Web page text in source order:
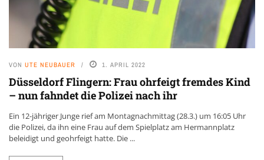
VON UTE NEUBAUER 1. APRIL 2022
Düsseldorf Flingern: Frau ohrfeigt fremdes Kind
– nun fahndet die Polizei nach ihr
Ein 12-jähriger Junge rief am Montagnachmittag (28.3.) um 16:05 Uhr
die Polizei, da ihn eine Frau auf dem Spielplatz am Hermannplatz
beleidigt und geohrfeigt hatte. Die ...